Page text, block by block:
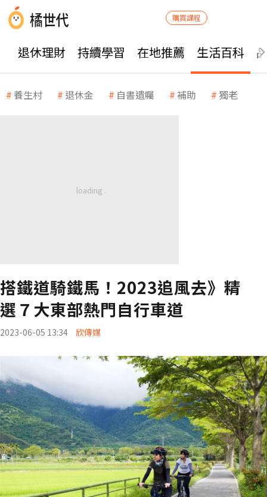
購買課程
退休理財 持續學習 在地推薦 生活百科
養生村 退休金 自書遺囑 補助 獨老
搭鐵道騎鐵馬！2023追風去》精
選７大東部熱門自行車道
2023-06-05 13:34 欣傳媒